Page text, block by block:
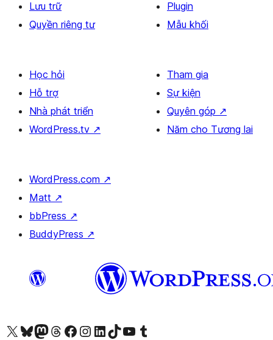
Lưu trữ
Quyền riêng tư
Plugin
Mẫu khối
Học hỏi
Hỗ trợ
Nhà phát triển
WordPress.tv ↗
Tham gia
Sự kiện
Quyên góp ↗
Năm cho Tương lai
WordPress.com ↗
Matt ↗
bbPress ↗
BuddyPress ↗
Truy cập tài khoản X (trước đây là Twitter) của chúng tôiVisit our Bluesky account
Visit our Mastodon account
Visit our Threads account
Xem trang Facebook của chúng tôiTruy cập tài khoản Instagram của chúng tôi Truy cập tài khoản LinkedIn của chúng tôiVisit our TikTok account
Truy cập kênh YouTube của chúng tôi Visit our Tumblr account